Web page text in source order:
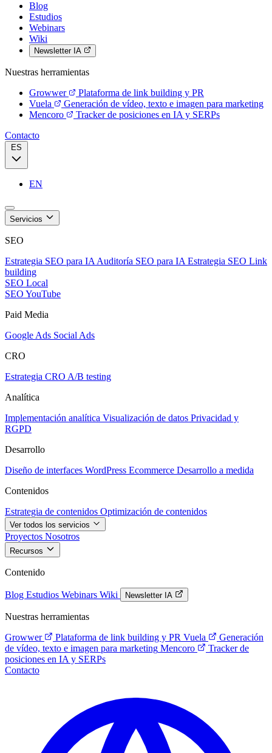
Blog
Estudios
Webinars
Wiki
Newsletter IA
Nuestras herramientas
Growwer
Plataforma de link building y PR
Vuela
Generación de vídeo, texto e imagen para marketing
Mencoro
Tracker de posiciones en IA y SERPs
Contacto
EN
Servicios
SEO
Estrategia SEO para IA Auditoría SEO para IA Estrategia SEO Link
building
SEO Local
SEO YouTube
Paid Media
Google Ads Social Ads
CRO
Estrategia CRO A/B testing
Analítica
Implementación analítica Visualización de datos Privacidad y
RGPD
Desarrollo
Diseño de interfaces WordPress Ecommerce Desarrollo a medida
Contenidos
Estrategia de contenidos Optimización de contenidos
Ver todos los servicios
Proyectos Nosotros
Recursos
Contenido
Blog Estudios Webinars Wiki Newsletter IA
Nuestras herramientas
Growwer
Plataforma de link building y PR Vuela
Generación
de vídeo, texto e imagen para marketing Mencoro
Tracker de
posiciones en IA y SERPs
Contacto